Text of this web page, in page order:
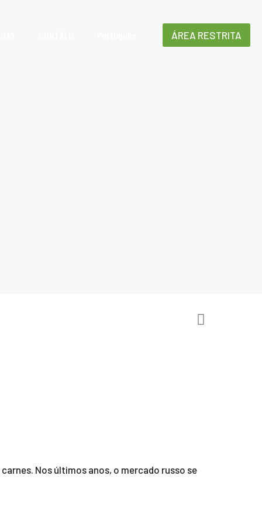
ÁREA RESTRITA
Nos últimos anos, o mercado russo se